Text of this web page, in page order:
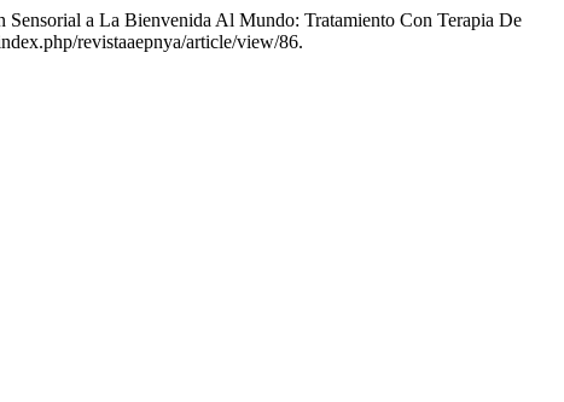
a La Bienvenida Al Mundo: Tratamiento Con Terapia De
revistaaepnya/article/view/86.